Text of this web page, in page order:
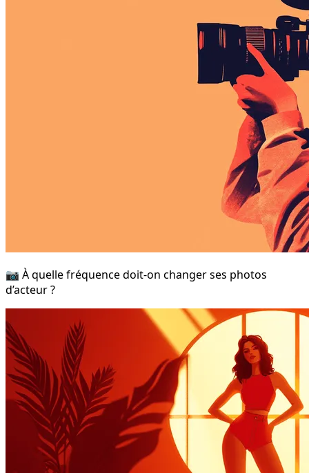
📷 À quelle fréquence doit-on changer ses photos
d’acteur ?